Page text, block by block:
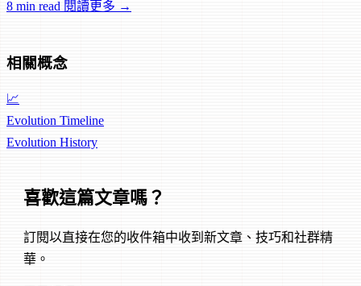
8 min read 閱讀更多 →
相關概念
📈
Evolution Timeline
Evolution History
喜歡這篇文章嗎？
訂閱以直接在您的收件箱中收到新文章、技巧和社群精
華。